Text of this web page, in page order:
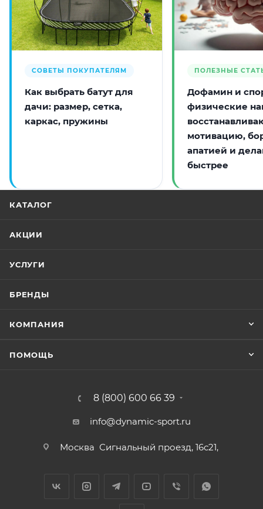
СОВЕТЫ ПОКУПАТЕЛЯМ
Как выбрать батут для
дачи: размер, сетка,
каркас, пружины
ПОЛЕЗНЫЕ
Дофамин и
физические
мотивацию,
апатией и
быстрее
КАТАЛОГ
АКЦИИ
УСЛУГИ
БРЕНДЫ
КОМПАНИЯ
ПОМОЩЬ
8 (800) 600 66 39
info@dynamic-sport.ru
Москва Сигнальный проезд, 16с21,